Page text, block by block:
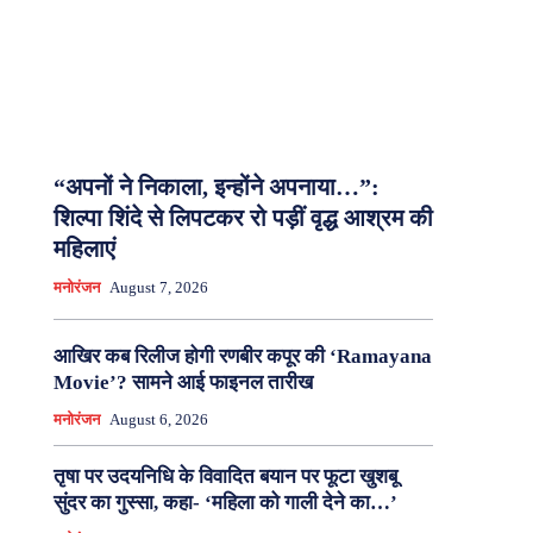
“अपनों ने निकाला, इन्होंने अपनाया…”:
शिल्पा शिंदे से लिपटकर रो पड़ीं वृद्ध आश्रम की
महिलाएं
मनोरंजन August 7, 2026
आखिर कब रिलीज होगी रणबीर कपूर की ‘Ramayana
Movie’? सामने आई फाइनल तारीख
मनोरंजन August 6, 2026
तृषा पर उदयनिधि के विवादित बयान पर फूटा खुशबू
सुंदर का गुस्सा, कहा- ‘महिला को गाली देने का…’